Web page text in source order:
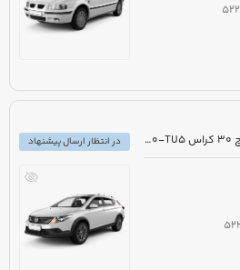
مزایده دولتی خودرو دانگ فنگ اچ 30 کراس H30-TU5 مدل 1396 رنگ سفید
در انتظار ارسال پیشنهاد